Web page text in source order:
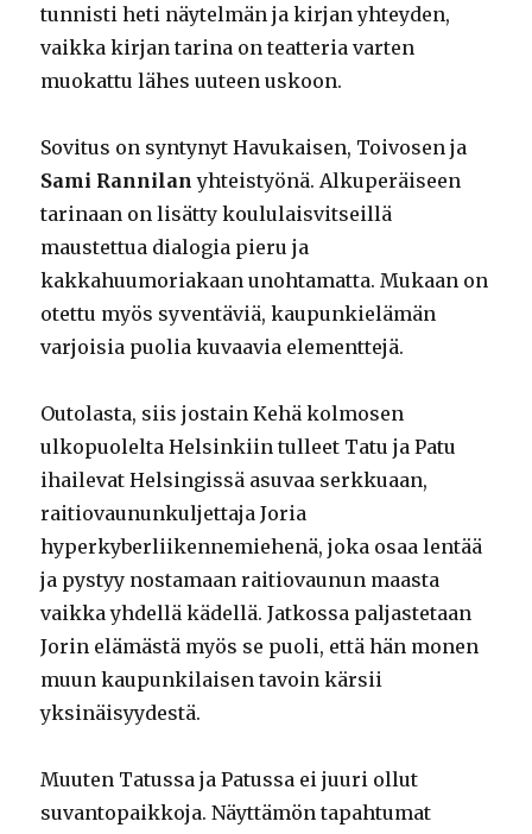
tunnisti heti näytelmän ja kirjan yhteyden,
vaikka kirjan tarina on teatteria varten
muokattu lähes uuteen uskoon.
Sovitus on syntynyt Havukaisen, Toivosen ja
Sami Rannilan yhteistyönä. Alkuperäiseen
tarinaan on lisätty koululaisvitseillä
maustettua dialogia pieru ja
kakkahuumoriakaan unohtamatta. Mukaan on
otettu myös syventäviä, kaupunkielämän
varjoisia puolia kuvaavia elementtejä.
Outolasta, siis jostain Kehä kolmosen
ulkopuolelta Helsinkiin tulleet Tatu ja Patu
ihailevat Helsingissä asuvaa serkkuaan,
raitiovaununkuljettaja Joria
hyperkyberliikennemiehenä, joka osaa lentää
ja pystyy nostamaan raitiovaunun maasta
vaikka yhdellä kädellä. Jatkossa paljastetaan
Jorin elämästä myös se puoli, että hän monen
muun kaupunkilaisen tavoin kärsii
yksinäisyydestä.
Muuten Tatussa ja Patussa ei juuri ollut
suvantopaikkoja. Näyttämön tapahtumat